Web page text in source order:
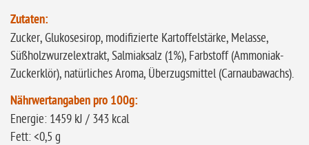
Zutaten:
Zucker, Glukosesirop, modifizierte Kartoffelstärke, Melasse,
Süßholzwurzelextrakt, Salmiaksalz (1%), Farbstoff (Ammoniak-
Zuckerklör), natürliches Aroma, Überzugsmittel (Carnaubawachs).
Nährwertangaben pro 100g:
Energie: 1459 kJ / 343 kcal
Fett: <0,5 g